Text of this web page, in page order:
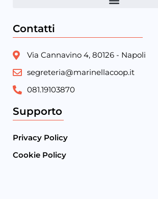
Contatti
Via Cannavino 4, 80126 - Napoli
segreteria@marinellacoop.it
081.19103870
Supporto
Privacy Policy
Cookie Policy